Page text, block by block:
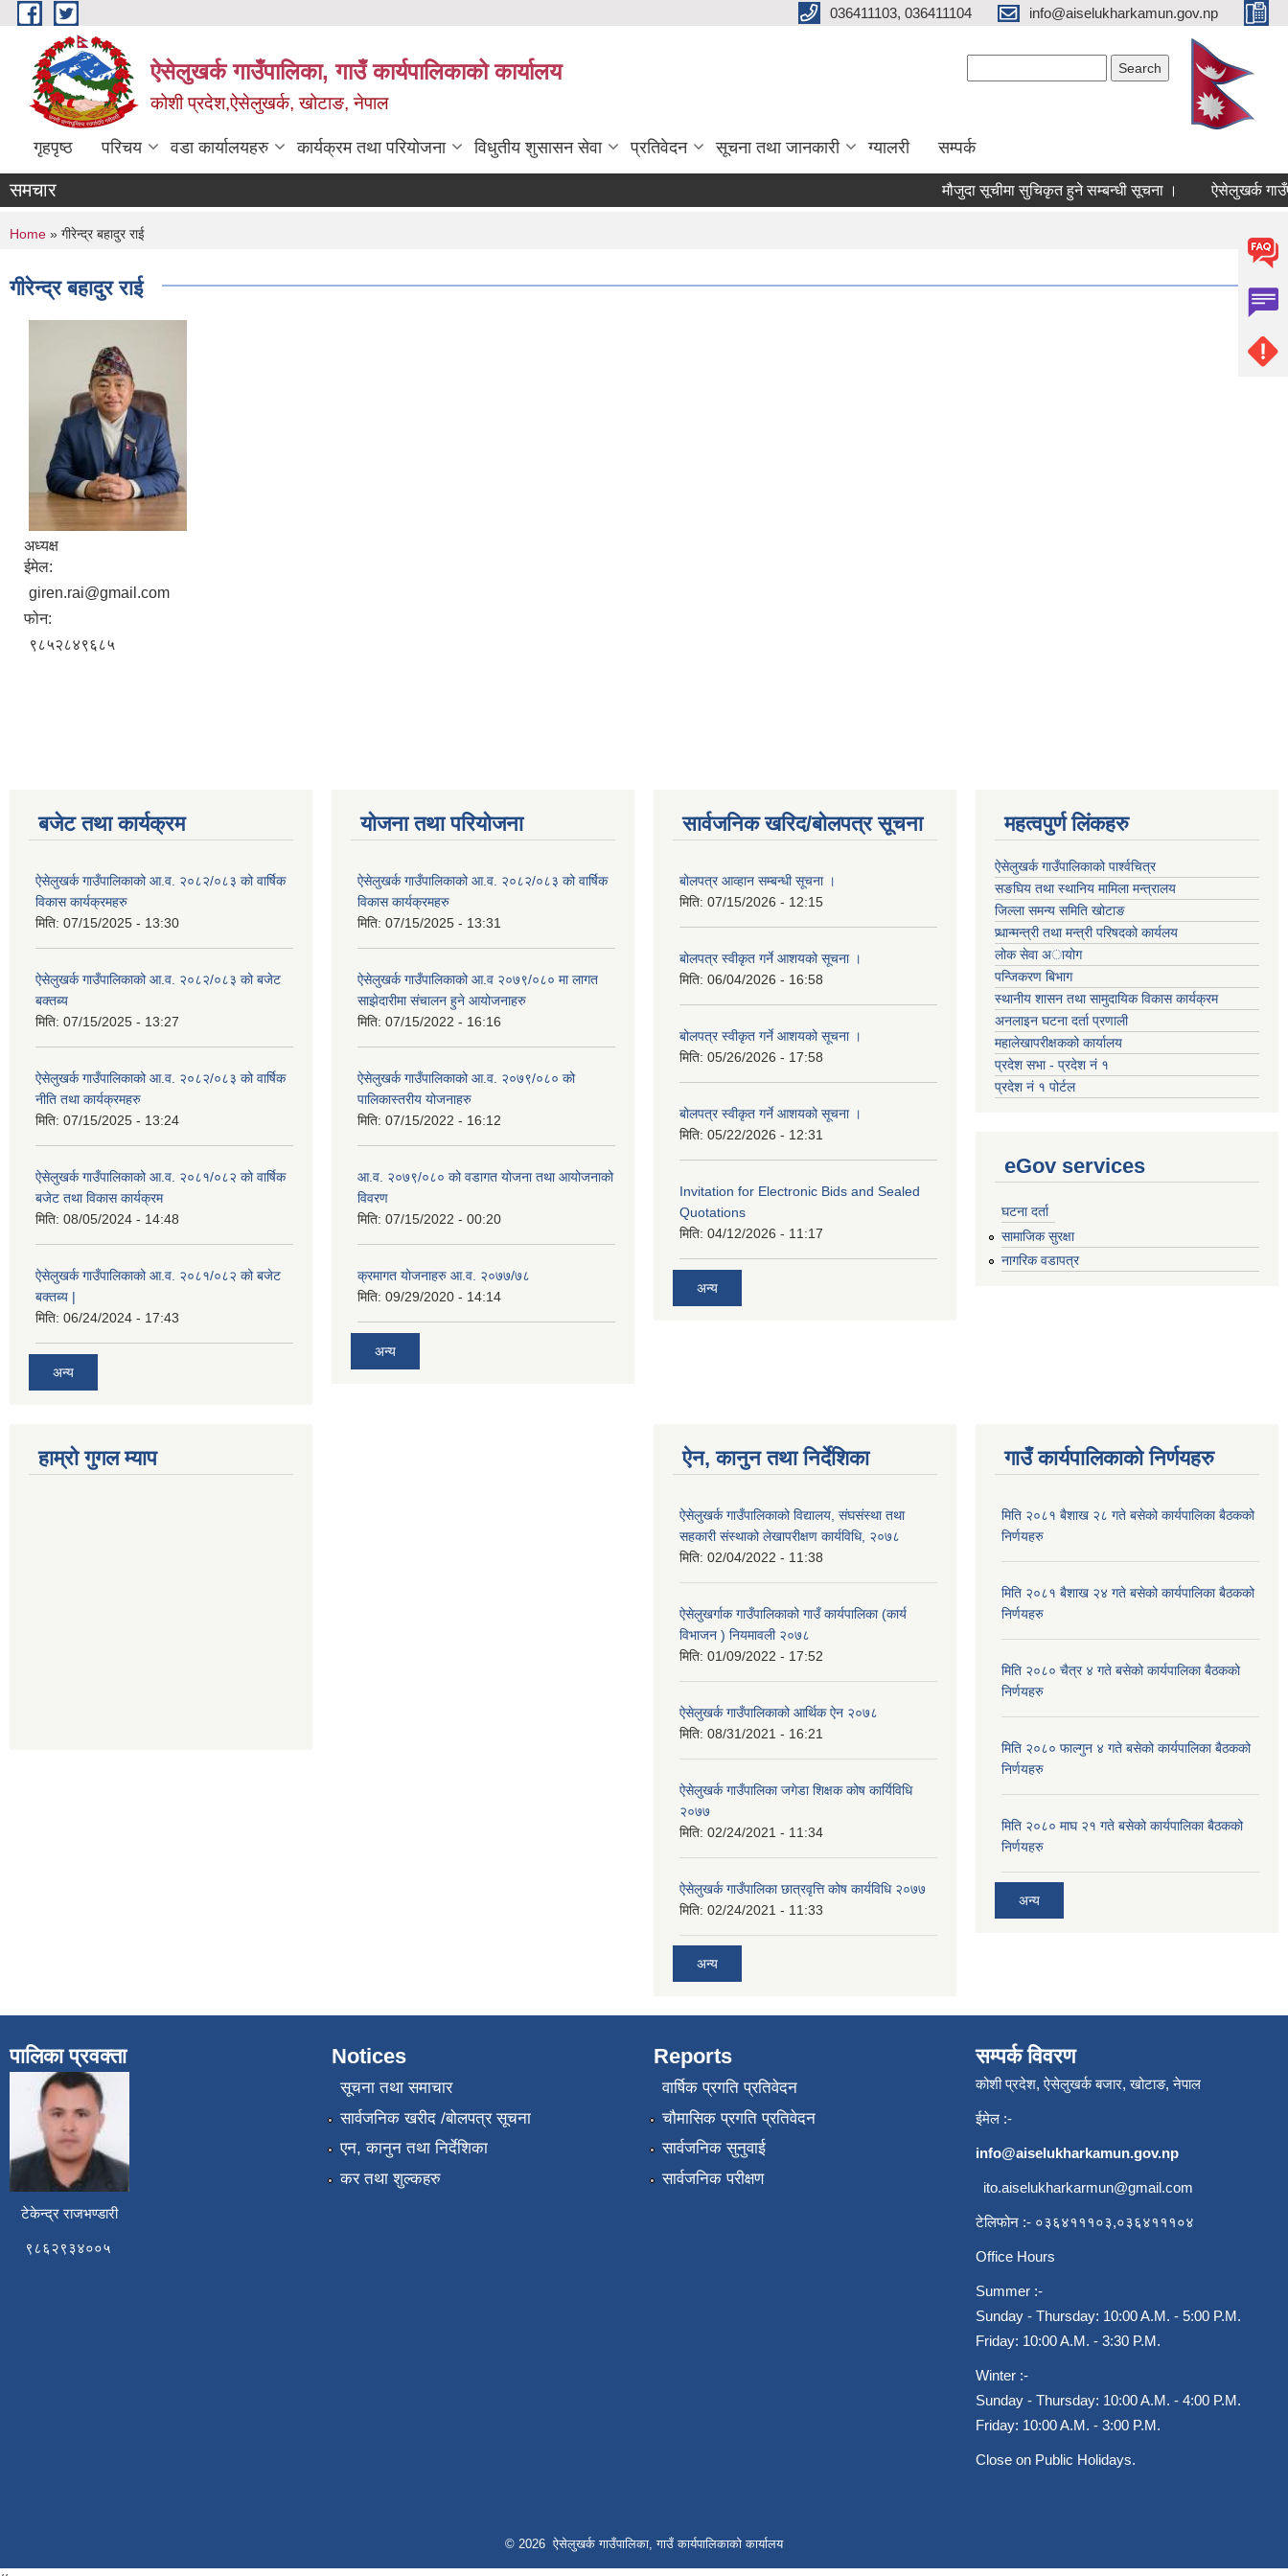
Skip to main content 036411103, 036411104 info@aiselukharkamun.gov.np
ऐसेलुखर्क गाउँपालिका, गाउँ कार्यपालिकाको कार्यालय
कोशी प्रदेश,ऐसेलुखर्क, खोटाङ, नेपाल
गृहपृष्ठ परिचय वडा कार्यालयहरु कार्यक्रम तथा परियोजना विधुतीय शुसासन सेवा प्रतिवेदन सूचना तथा जानकारी ग्यालरी सम्पर्क
समचार मौजुदा सूचीमा सुचिकृत हुने सम्बन्धी सूचना । ऐसेलुखर्क
You are here
Home » गीरेन्द्र बहादुर राई
गीरेन्द्र बहादुर राई
अध्यक्ष
ईमेल:
giren.rai@gmail.com
फोन:
९८५२८४९६८५
बजेट तथा कार्यक्रम
ऐसेलुखर्क गाउँपालिकाको आ.व. २०८२/०८३ को वार्षिक
विकास कार्यक्रमहरु
मिति: 07/15/2025 - 13:30
ऐसेलुखर्क गाउँपालिकाको आ.व. २०८२/०८३ को बजेट
बक्तब्य
मिति: 07/15/2025 - 13:27
ऐसेलुखर्क गाउँपालिकाको आ.व. २०८२/०८३ को वार्षिक
नीति तथा कार्यक्रमहरु
मिति: 07/15/2025 - 13:24
ऐसेलुखर्क गाउँपालिकाको आ.व. २०८१/०८२ को वार्षिक
बजेट तथा विकास कार्यक्रम
मिति: 08/05/2024 - 14:48
ऐसेलुखर्क गाउँपालिकाको आ.व. २०८१/०८२ को बजेट
बक्तब्य |
मिति: 06/24/2024 - 17:43
अन्य
योजना तथा परियोजना
ऐसेलुखर्क गाउँपालिकाको आ.व. २०८२/०८३ को वार्षिक
विकास कार्यक्रमहरु
मिति: 07/15/2025 - 13:31
ऐसेलुखर्क गाउँपालिकाको आ.व २०७९/०८० मा लागत
साझेदारीमा संचालन हुने आयोजनाहरु
मिति: 07/15/2022 - 16:16
ऐसेलुखर्क गाउँपालिकाको आ.व. २०७९/०८० को
पालिकास्तरीय योजनाहरु
मिति: 07/15/2022 - 16:12
आ.व. २०७९/०८० को वडागत योजना तथा आयोजनाको
विवरण
मिति: 07/15/2022 - 00:20
क्रमागत योजनाहरु आ.व. २०७७/७८
मिति: 09/29/2020 - 14:14
अन्य
सार्वजनिक खरिद/बोलपत्र सूचना
बोलपत्र आव्हान सम्बन्धी सूचना ।
मिति: 07/15/2026 - 12:15
बोलपत्र स्वीकृत गर्ने आशयको सूचना ।
मिति: 06/04/2026 - 16:58
बोलपत्र स्वीकृत गर्ने आशयको सूचना ।
मिति: 05/26/2026 - 17:58
बोलपत्र स्वीकृत गर्ने आशयको सूचना ।
मिति: 05/22/2026 - 12:31
Invitation for Electronic Bids and Sealed
Quotations
मिति: 04/12/2026 - 11:17
अन्य
महत्वपुर्ण लिंकहरु
ऐसेलुखर्क गाउँपालिकाको पार्श्वचित्र
सङघिय तथा स्थानिय मामिला मन्त्रालय
जिल्ला समन्य समिति खोटाङ
प्र्धान्मन्त्री तथा मन्त्री परिषदको कार्यलय
लोक सेवा अायोग
पन्जिकरण बिभाग
स्थानीय शासन तथा सामुदायिक विकास कार्यक्रम
अनलाइन घटना दर्ता प्रणाली
महालेखापरीक्षकको कार्यालय
प्रदेश सभा - प्रदेश नं १
प्रदेश नं १ पोर्टल
eGov services
घटना दर्ता
सामाजिक सुरक्षा
नागरिक वडापत्र
हाम्रो गुगल म्याप ऐन, कानुन तथा निर्देशिका
ऐसेलुखर्क गाउँपालिकाको विद्यालय, संघसंस्था तथा
सहकारी संस्थाको लेखापरीक्षण कार्यविधि, २०७८
मिति: 02/04/2022 - 11:38
ऐसेलुखर्गाक गाउँपालिकाको गाउँ कार्यपालिका (कार्य
विभाजन ) नियमावली २०७८
मिति: 01/09/2022 - 17:52
ऐसेलुखर्क गाउँपालिकाको आर्थिक ऐन २०७८
मिति: 08/31/2021 - 16:21
ऐसेलुखर्क गाउँपालिका जगेडा शिक्षक कोष कार्यिविधि
२०७७
मिति: 02/24/2021 - 11:34
ऐसेलुखर्क गाउँपालिका छात्रवृत्ति कोष कार्यविधि २०७७
मिति: 02/24/2021 - 11:33
अन्य
गाउँ कार्यपालिकाको निर्णयहरु
मिति २०८१ बैशाख २८ गते बसेको कार्यपालिका बैठकको
निर्णयहरु
मिति २०८१ बैशाख २४ गते बसेको कार्यपालिका बैठकको
निर्णयहरु
मिति २०८० चैत्र ४ गते बसेको कार्यपालिका बैठकको
निर्णयहरु
मिति २०८० फाल्गुन ४ गते बसेको कार्यपालिका बैठकको
निर्णयहरु
मिति २०८० माघ २१ गते बसेको कार्यपालिका बैठकको
निर्णयहरु
अन्य
पालिका प्रवक्ता
टेकेन्द्र राजभण्डारी
९८६२९३४००५
Notices
सूचना तथा समाचार
सार्वजनिक खरीद /बोलपत्र सूचना
एन, कानुन तथा निर्देशिका
कर तथा शुल्कहरु
Reports
वार्षिक प्रगति प्रतिवेदन
चौमासिक प्रगति प्रतिवेदन
सार्वजनिक सुनुवाई
सार्वजनिक परीक्षण
सम्पर्क विवरण
कोशी प्रदेश, ऐसेलुखर्क बजार, खोटाङ, नेपाल
ईमेल :-
info@aiselukharkamun.gov.np
ito.aiselukharkarmun@gmail.com
टेलिफोन :- ०३६४१११०३,०३६४१११०४
Office Hours
Summer :-
Sunday - Thursday: 10:00 A.M. - 5:00 P.M.
Friday: 10:00 A.M. - 3:30 P.M.
Winter :-
Sunday - Thursday: 10:00 A.M. - 4:00 P.M.
Friday: 10:00 A.M. - 3:00 P.M.
Close on Public Holidays.
© 2026 ऐसेलुखर्क गाउँपालिका, गाउँ कार्यपालिकाको कार्यालय